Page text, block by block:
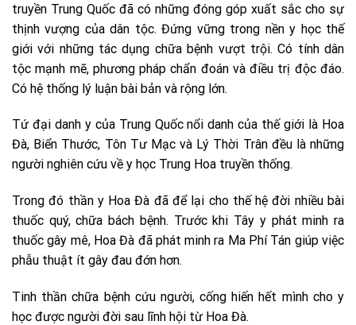
truyền Trung Quốc đã có những đóng góp xuất sắc cho sự
thịnh vượng của dân tộc. Đứng vững trong nền y học thế
giới với những tác dụng chữa bệnh vượt trội. Có tính dân
tộc mạnh mẽ, phương pháp chẩn đoán và điều trị độc đáo.
Có hệ thống lý luận bài bản và rộng lớn.
Tứ đại danh y của Trung Quốc nổi danh của thế giới là Hoa
Đà, Biển Thước, Tôn Tư Mạc và Lý Thời Trân đều là những
người nghiên cứu về y học Trung Hoa truyền thống.
Trong đó thần y Hoa Đà đã để lại cho thế hệ đời nhiều bài
thuốc quý, chữa bách bệnh. Trước khi Tây y phát minh ra
thuốc gây mê, Hoa Đà đã phát minh ra Ma Phí Tán giúp việc
phẫu thuật ít gây đau đớn hơn.
Tinh thần chữa bệnh cứu người, cống hiến hết mình cho y
học được người đời sau lĩnh hội từ Hoa Đà.